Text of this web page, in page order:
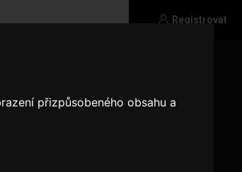
přizpůsobeného obsahu a
Registrovat